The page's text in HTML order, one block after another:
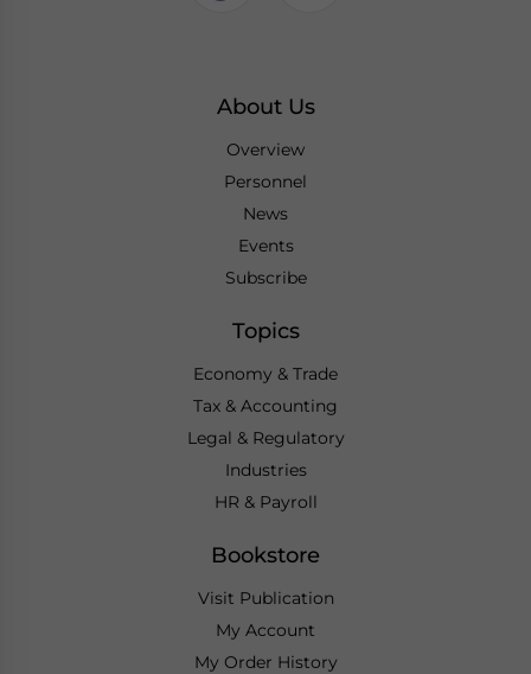
About Us
Overview
Personnel
News
Events
Subscribe
Topics
Economy & Trade
Tax & Accounting
Legal & Regulatory
Industries
HR & Payroll
Bookstore
Visit Publication
My Account
My Order History